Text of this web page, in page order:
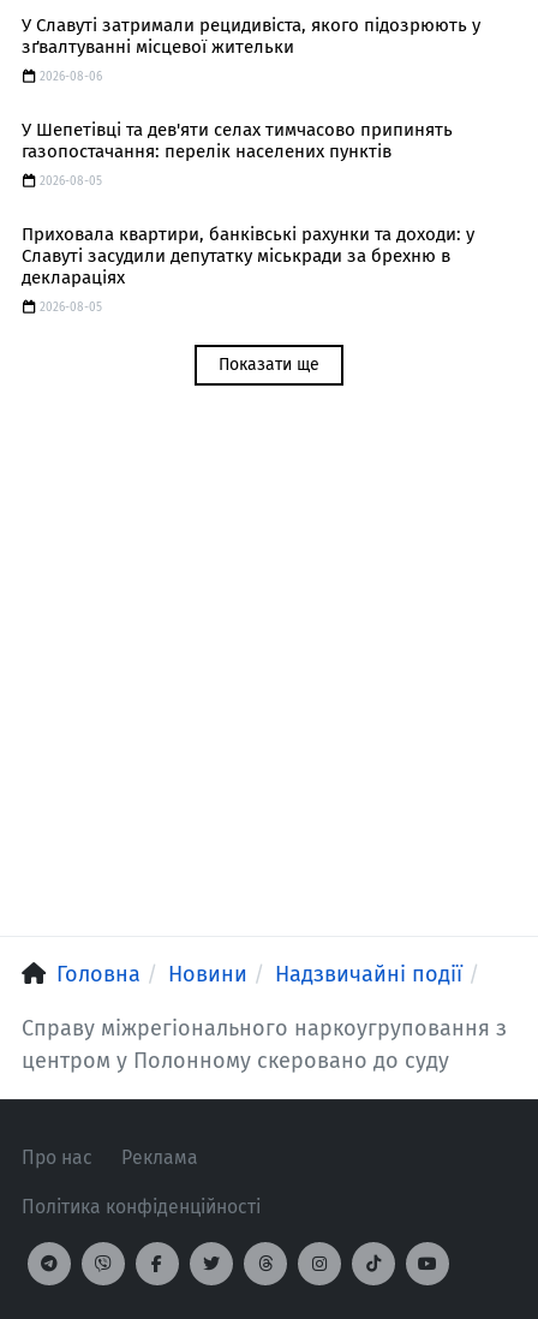
У Славуті затримали рецидивіста, якого підозрюють у
зґвалтуванні місцевої жительки
2026-08-06
У Шепетівці та дев'яти селах тимчасово припинять
газопостачання: перелік населених пунктів
2026-08-05
Приховала квартири, банківські рахунки та доходи: у
Славуті засудили депутатку міськради за брехню в
деклараціях
2026-08-05
Показати ще
Головна Новини Надзвичайні події
Справу міжрегіонального наркоугруповання з
центром у Полонному скеровано до суду
Про нас Реклама
Політика конфіденційності